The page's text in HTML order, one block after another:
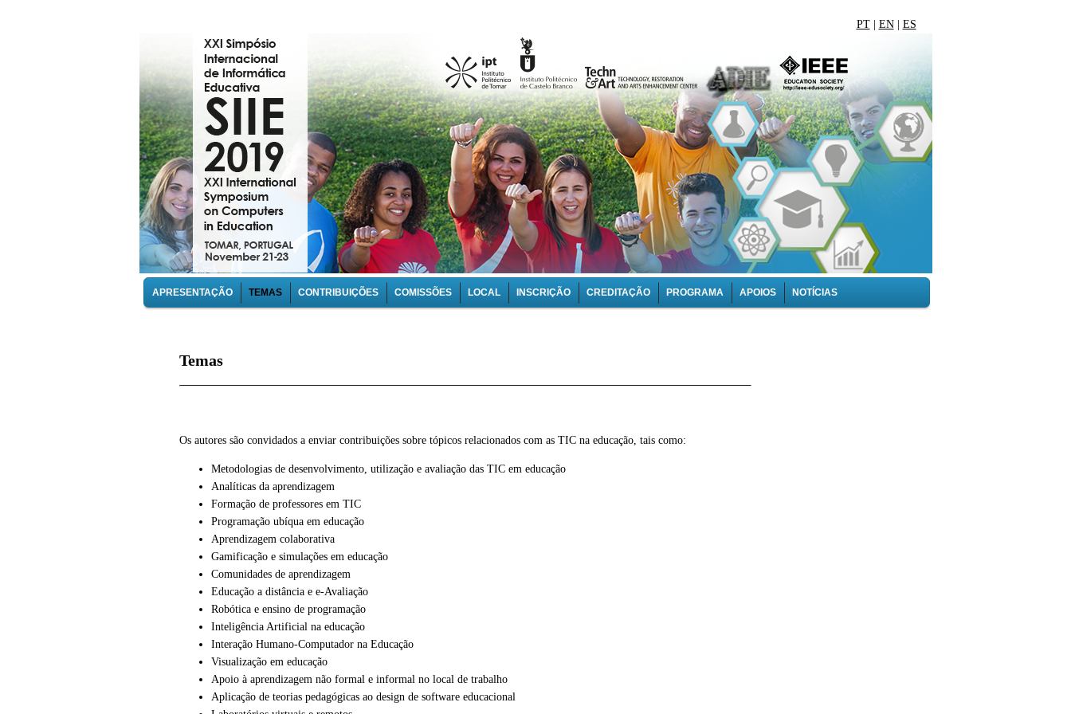
PT| EN| ES
APRESENTAÇÃO TEMAS CONTRIBUIÇÕES COMISSÕES LOCAL INSCRIÇÃO CREDITAÇÃO PROGRAMA APOIOS NOTÍCIAS
Temas
Os autores são convidados a enviar contribuições sobre tópicos relacionados com as TIC na educação, tais como:
Metodologias de desenvolvimento, utilização e avaliação das TIC em educação
Analíticas da aprendizagem
Formação de professores em TIC
Programação ubíqua em educação
Aprendizagem colaborativa
Gamificação e simulações em educação
Comunidades de aprendizagem
Educação a distância e e-Avaliação
Robótica e ensino de programação
Inteligência Artificial na educação
Interação Humano-Computador na Educação
Visualização em educação
Apoio à aprendizagem não formal e informal no local de trabalho
Aplicação de teorias pedagógicas ao design de software educacional